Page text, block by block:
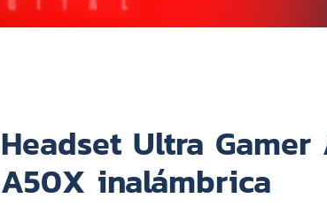
Headset Ultra Gamer
A50X inalámbrica